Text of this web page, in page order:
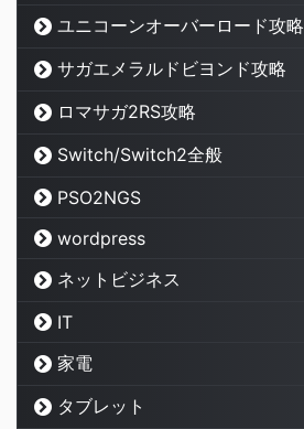
ユニコーンオーバーロード攻略
サガエメラルドビヨンド攻略
ロマサガ2RS攻略
Switch/Switch2全般
PSO2NGS
wordpress
ネットビジネス
IT
家電
タブレット